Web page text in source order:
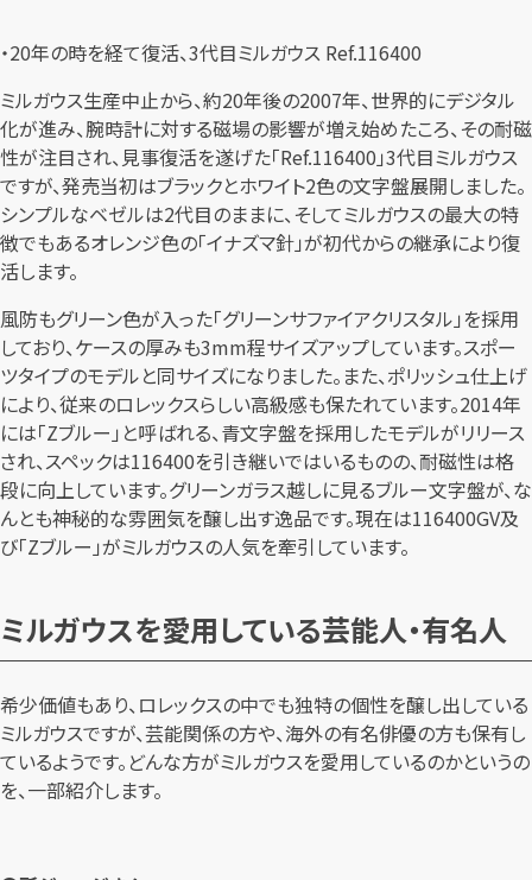
・20年の時を経て復活、3代目ミルガウス Ref.116400
ミルガウス生産中止から、約20年後の2007年、世界的にデジタル
化が進み、腕時計に対する磁場の影響が増え始めたころ、その耐磁
性が注目され、見事復活を遂げた「Ref.116400」3代目ミルガウス
ですが、発売当初はブラックとホワイト2色の文字盤展開しました。
シンプルなベゼルは2代目のままに、そしてミルガウスの最大の特
徴でもあるオレンジ色の「イナズマ針」が初代からの継承により復
活します。
風防もグリーン色が入った「グリーンサファイアクリスタル」を採用
しており、ケースの厚みも3mm程サイズアップしています。スポー
ツタイプのモデルと同サイズになりました。また、ポリッシュ仕上げ
により、従来のロレックスらしい高級感も保たれています。2014年
には「Zブルー」と呼ばれる、青文字盤を採用したモデルがリリース
され、スペックは116400を引き継いではいるものの、耐磁性は格
段に向上しています。グリーンガラス越しに見るブルー文字盤が、な
んとも神秘的な雰囲気を醸し出す逸品です。現在は116400GV及
び「Zブルー」がミルガウスの人気を牽引しています。
ミルガウスを愛用している芸能人・有名人
希少価値もあり、ロレックスの中でも独特の個性を醸し出している
ミルガウスですが、芸能関係の方や、海外の有名俳優の方も保有し
ているようです。どんな方がミルガウスを愛用しているのかというの
を、一部紹介します。